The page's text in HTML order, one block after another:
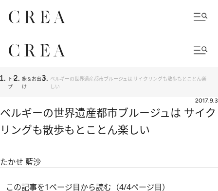
トッ
プ
旅＆お出か
け
ベルギーの世界遺産都市ブルージュは サイクリングも散歩もとことん楽
しい
2017.9.3
ベルギーの世界遺産都市ブルージュは サイク
リングも散歩もとことん楽しい
たかせ 藍沙
この記事を1ページ目から読む（4/4ページ目）